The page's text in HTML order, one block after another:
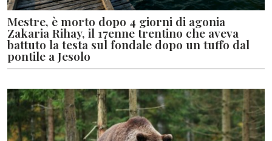
Mestre, è morto dopo 4 giorni di agonia
Zakaria Rihay, il 17enne trentino che aveva
battuto la testa sul fondale dopo un tuffo dal
pontile a Jesolo